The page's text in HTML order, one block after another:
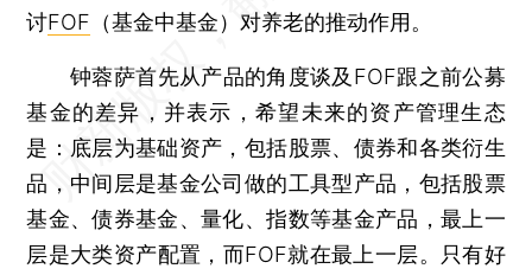
讨FOF （基金中基金）对养老的推动作用。
钟蓉萨首先从产品的角度谈及FOF跟之前公募
基金的差异，并表示，希望未来的资产管理生态
是：底层为基础资产，包括股票、债券和各类衍生
品，中间层是基金公司做的工具型产品，包括股票
基金、债券基金、量化、指数等基金产品，最上一
层是大类资产配置，而FOF就在最上一层。只有好